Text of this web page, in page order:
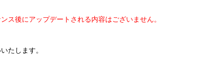
ス後にアップデートされる内容はございません。
たします。